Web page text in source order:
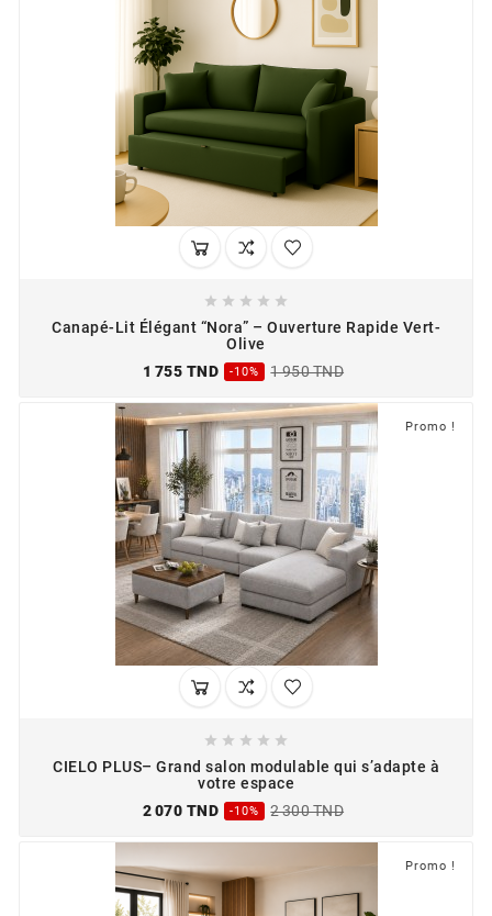
    
Canapé-Lit Élégant “Nora” – Ouverture Rapide Vert-
Olive
1 755 TND
-10% 1 950 TND
Promo !
    
CIELO PLUS– Grand salon modulable qui s’adapte à
votre espace
2 070 TND
-10% 2 300 TND
Promo !